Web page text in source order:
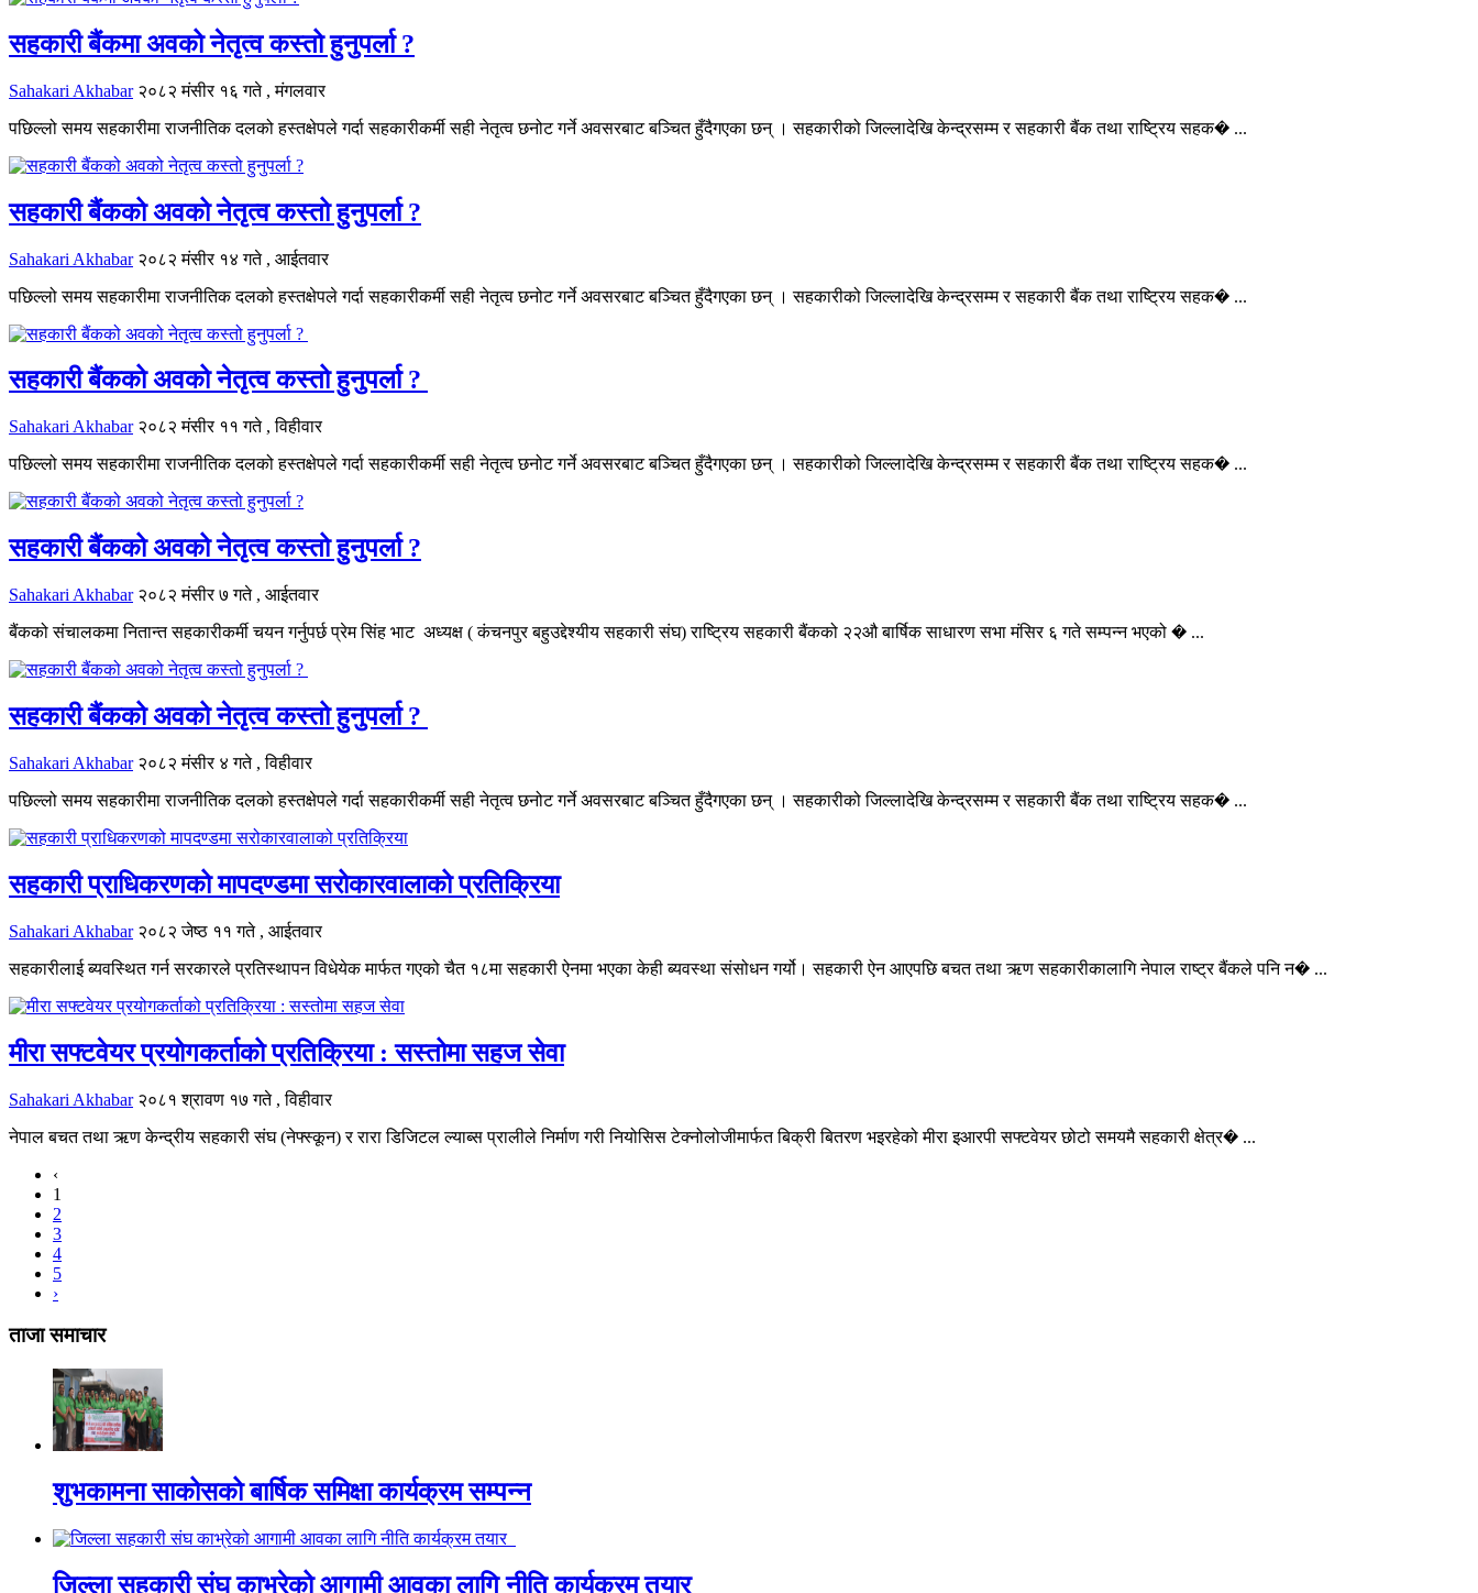
सहकारी बैंकमा अवको नेतृत्व कस्तो हुनुपर्ला ?
Sahakari Akhabar २०८२ मंसीर १६ गते , मंगलवार
पछिल्लो समय सहकारीमा राजनीतिक दलको हस्तक्षेपले गर्दा सहकारीकर्मी सही नेतृत्व छनोट गर्ने अवसरबाट बञ्चित हुँदैगएका छन् । सहकारीको जिल्लादेखि केन्द्रसम्म र सहकारी बैंक तथा राष्ट्रिय सहक� ...
सहकारी बैंकको अवको नेतृत्व कस्तो हुनुपर्ला ?
Sahakari Akhabar २०८२ मंसीर १४ गते , आईतवार
पछिल्लो समय सहकारीमा राजनीतिक दलको हस्तक्षेपले गर्दा सहकारीकर्मी सही नेतृत्व छनोट गर्ने अवसरबाट बञ्चित हुँदैगएका छन् । सहकारीको जिल्लादेखि केन्द्रसम्म र सहकारी बैंक तथा राष्ट्रिय सहक� ...
सहकारी बैंकको अवको नेतृत्व कस्तो हुनुपर्ला ?
Sahakari Akhabar २०८२ मंसीर ११ गते , विहीवार
पछिल्लो समय सहकारीमा राजनीतिक दलको हस्तक्षेपले गर्दा सहकारीकर्मी सही नेतृत्व छनोट गर्ने अवसरबाट बञ्चित हुँदैगएका छन् । सहकारीको जिल्लादेखि केन्द्रसम्म र सहकारी बैंक तथा राष्ट्रिय सहक� ...
सहकारी बैंकको अवको नेतृत्व कस्तो हुनुपर्ला ?
Sahakari Akhabar २०८२ मंसीर ७ गते , आईतवार
बैंकको संचालकमा नितान्त सहकारीकर्मी चयन गर्नुपर्छ प्रेम सिंह भाट अध्यक्ष ( कंचनपुर बहुउद्देश्यीय सहकारी संघ) राष्ट्रिय सहकारी बैंकको २२औ बार्षिक साधारण सभा मंसिर ६ गते सम्पन्न भएको � ...
सहकारी बैंकको अवको नेतृत्व कस्तो हुनुपर्ला ?
Sahakari Akhabar २०८२ मंसीर ४ गते , विहीवार
पछिल्लो समय सहकारीमा राजनीतिक दलको हस्तक्षेपले गर्दा सहकारीकर्मी सही नेतृत्व छनोट गर्ने अवसरबाट बञ्चित हुँदैगएका छन् । सहकारीको जिल्लादेखि केन्द्रसम्म र सहकारी बैंक तथा राष्ट्रिय सहक� ...
सहकारी प्राधिकरणको मापदण्डमा सरोकारवालाको प्रतिक्रिया
Sahakari Akhabar २०८२ जेष्ठ ११ गते , आईतवार
सहकारीलाई ब्यवस्थित गर्न सरकारले प्रतिस्थापन विधेयेक मार्फत गएको चैत १८मा सहकारी ऐनमा भएका केही ब्यवस्था संसोधन गर्यो। सहकारी ऐन आएपछि बचत तथा ऋण सहकारीकालागि नेपाल राष्ट्र बैंकले पनि न� ...
मीरा सफ्टवेयर प्रयोगकर्ताको प्रतिक्रिया : सस्तोमा सहज सेवा
Sahakari Akhabar २०८१ श्रावण १७ गते , विहीवार
नेपाल बचत तथा ऋण केन्द्रीय सहकारी संघ (नेफ्स्कून) र रारा डिजिटल ल्याब्स प्रालीले निर्माण गरी नियोसिस टेक्नोलोजीमार्फत बिक्री बितरण भइरहेको मीरा इआरपी सफ्टवेयर छोटो समयमै सहकारी क्षेत्र� ...
‹
1
2
3
4
5
›
ताजा समाचार
शुभकामना साकोसको बार्षिक समिक्षा कार्यक्रम सम्पन्न
जिल्ला सहकारी संघ काभ्रेको आगामी आवका लागि नीति कार्यक्रम तयार